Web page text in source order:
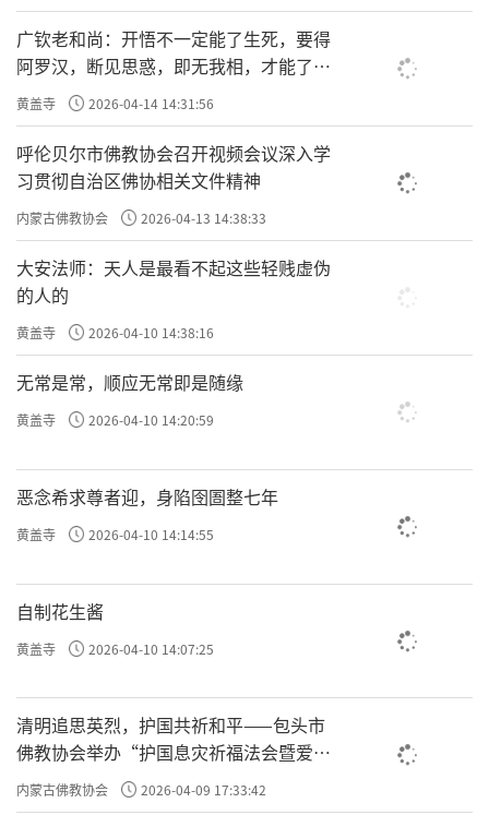
广钦老和尚：开悟不一定能了生死，要得
阿罗汉，断见思惑，即无我相，才能了生
死
黄盖寺 2026-04-14 14:31:56
呼伦贝尔市佛教协会召开视频会议深入学
习贯彻自治区佛协相关文件精神
内蒙古佛教协会 2026-04-13 14:38:33
大安法师：天人是最看不起这些轻贱虚伪
的人的
黄盖寺 2026-04-10 14:38:16
无常是常，顺应无常即是随缘
黄盖寺 2026-04-10 14:20:59
恶念希求尊者迎，身陷囹圄整七年
黄盖寺 2026-04-10 14:14:55
自制花生酱
黄盖寺 2026-04-10 14:07:25
清明追思英烈，护国共祈和平——包头市
佛教协会举办“护国息灾祈福法会暨爱国
主义电影观影活动”
内蒙古佛教协会 2026-04-09 17:33:42